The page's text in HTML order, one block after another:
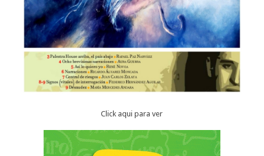
Click aqui para ver